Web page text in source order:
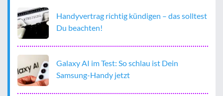
Handyvertrag richtig kündigen – das solltest
Du beachten!
Galaxy AI im Test: So schlau ist Dein
Samsung-Handy jetzt